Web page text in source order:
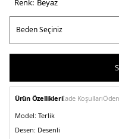
Renk: beyaz
Ürün Özellikleriİade Koşulları
Model: Terlik
Desen: Desenli